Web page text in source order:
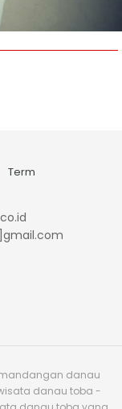
Term
danau
danau toba -